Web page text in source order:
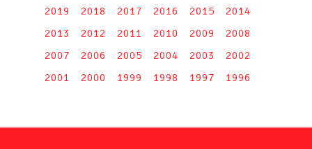
2019
2018 2017 2016 2015
2014
2013
2012 2011 2010 2009
2008
2007
2006 2005 2004 2003
2002
2001
2000 1999 1998 1997 1996